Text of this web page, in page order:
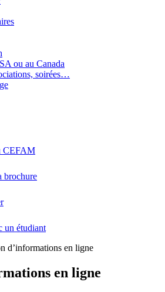
ou au Canada
soirées…
CEFAM
brochure
un étudiant
d’informations en ligne
en ligne